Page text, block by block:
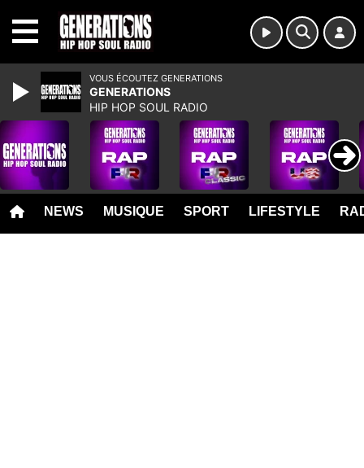
NEWS MUSIQUE SPORT LIFESTYLE
VOUS ÉCOUTEZ GENERATIONS
GENERATIONS
HIP HOP SOUL RADIO